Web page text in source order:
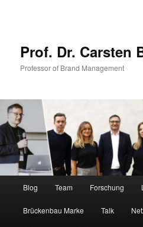
Prof. Dr. Carsten
Professor of Brand Management
Blog Team Forschung
Brückenbau Marke Talk